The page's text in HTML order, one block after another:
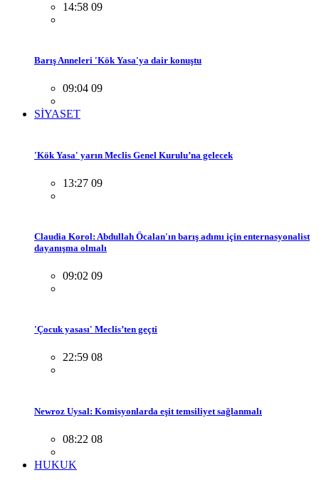
14:58 09
Barış Anneleri 'Kök Yasa'ya dair konuştu
09:04 09
SİYASET
'Kök Yasa' yarın Meclis Genel Kurulu’na gelecek
13:27 09
Claudia Korol: Abdullah Öcalan'ın barış adımı için enternasyonalist
dayanışma olmalı
09:02 09
'Çocuk yasası' Meclis’ten geçti
22:59 08
Newroz Uysal: Komisyonlarda eşit temsiliyet sağlanmalı
08:22 08
HUKUK